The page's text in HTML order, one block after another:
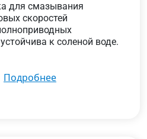
для смазывания
скоростей
к соленой воде.
подробнее